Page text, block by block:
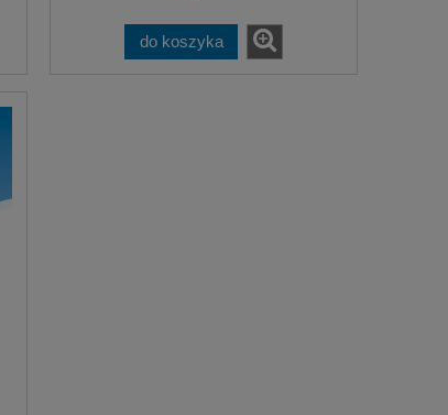
do koszyka